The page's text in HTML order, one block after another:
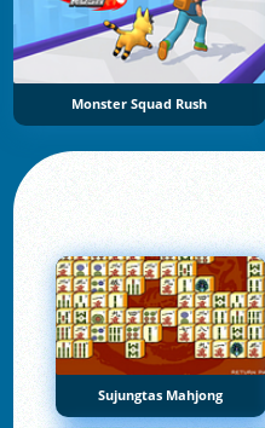
Monster Squad Rush
Sujungtas Mahjong